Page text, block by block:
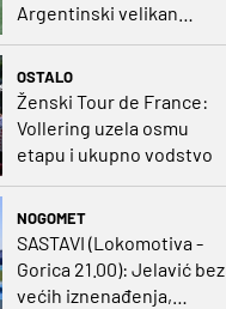
Argentinski velikan
doveo Almadu i oborio
OSTALO
Ženski Tour de France:
Vollering uzela osmu
etapu i ukupno vodstvo
NOGOMET
SASTAVI (Lokomotiva -
Gorica 21.00): Jelavić bez
većih iznenađenja,